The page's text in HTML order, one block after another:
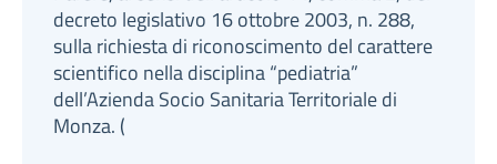
decreto legislativo 16 ottobre 2003, n. 288,
sulla richiesta di riconoscimento del carattere
scientifico nella disciplina “pediatria”
dell’Azienda Socio Sanitaria Territoriale di
Monza. (